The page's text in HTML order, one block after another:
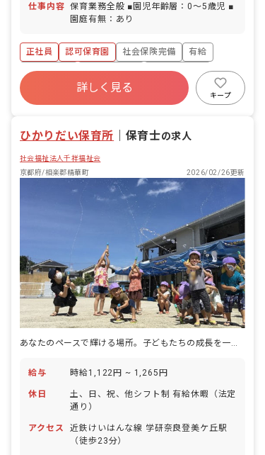
仕事内容 保育業務全般 ■園児年齢層：0～5歳児 ■
園庭有無：あり
正社員 認可保育園 社会保険完備
有給
退職金制度
昇給昇進あり
社会福祉法人
設備充実 交通費支給
詳しく見る
キープ
ひかりだい保育所 保育士の求人
社会福祉法人千祥福祉会
京都府/相楽郡精華町
2026/02/26更新
あなたのペースで輝ける場所。子どもたちの成長を一緒に見守りませんか？
給与 時給1,122円 ~ 1,265円
休日
土、日、祝、他シフト制 有給休暇（法定
通り）
アクセス
近鉄けいはんな線 学研奈良登美ケ丘駅
（徒歩23分）